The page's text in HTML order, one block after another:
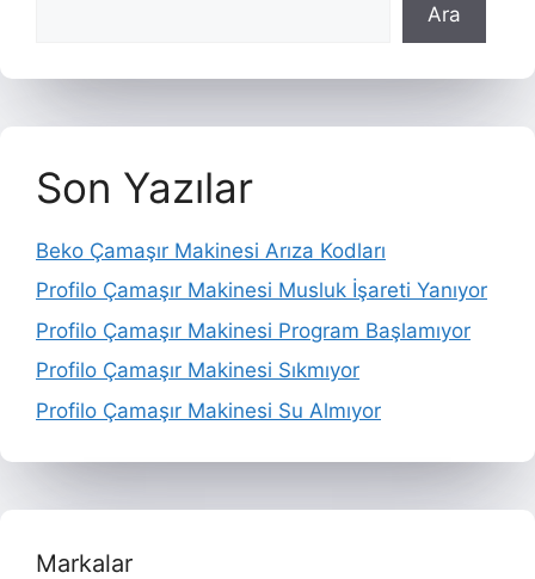
Ara
Son Yazılar
Beko Çamaşır Makinesi Arıza Kodları
Profilo Çamaşır Makinesi Musluk İşareti Yanıyor
Profilo Çamaşır Makinesi Program Başlamıyor
Profilo Çamaşır Makinesi Sıkmıyor
Profilo Çamaşır Makinesi Su Almıyor
Markalar